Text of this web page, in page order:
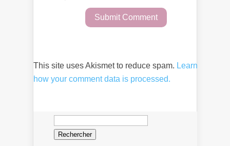
This site uses Akismet to reduce spam. Learn
how your comment data is processed.
Rechercher :